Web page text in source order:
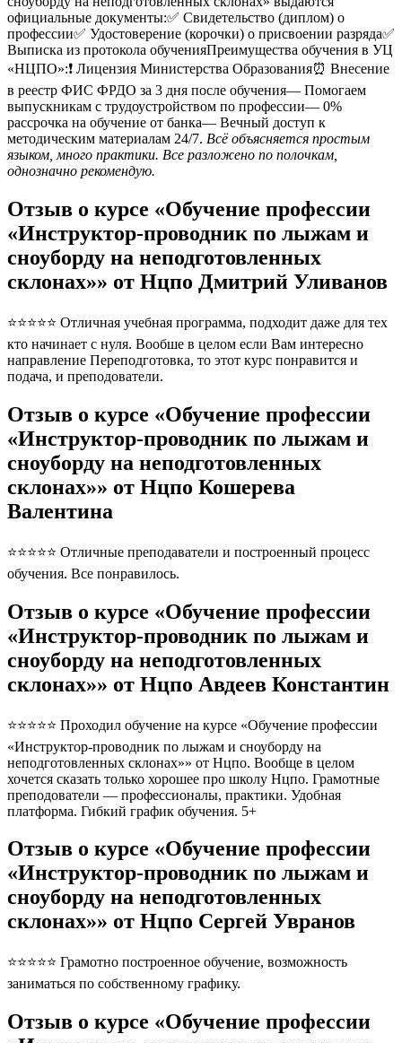
официальные документы:✅ Свидетельство (диплом) о
профессии✅ Удостоверение (корочки) о присвоении разряда✅
Выписка из протокола обученияПреимущества обучения в УЦ
«НЦПО»:❗️ Лицензия Министерства Образования⏰ Внесение
в реестр ФИС ФРДО за 3 дня после обучения— Помогаем
выпускникам с трудоустройством по профессии— 0%
рассрочка на обучение от банка— Вечный доступ к
методическим материалам 24/7. Всё объясняется простым
языком, много практики. Все разложено по полочкам,
однозначно рекомендую.
Отзыв о курсе «Обучение профессии
«Инструктор-проводник по лыжам и
сноуборду на неподготовленных
склонах»» от Нцпо Дмитрий Уливанов
⭐⭐⭐⭐⭐ Отличная учебная программа, подходит даже для тех
кто начинает с нуля. Вообше в целом если Вам интересно
направление Переподготовка, то этот курс понравится и
подача, и преподователи.
Отзыв о курсе «Обучение профессии
«Инструктор-проводник по лыжам и
сноуборду на неподготовленных
склонах»» от Нцпо Кошерева
Валентина
⭐⭐⭐⭐⭐ Отличные преподаватели и построенный процесс
обучения. Все понравилось.
Отзыв о курсе «Обучение профессии
«Инструктор-проводник по лыжам и
сноуборду на неподготовленных
склонах»» от Нцпо Авдеев Константин
⭐⭐⭐⭐⭐ Проходил обучение на курсе «Обучение профессии
«Инструктор-проводник по лыжам и сноуборду на
неподготовленных склонах»» от Нцпо. Вообще в целом
хочется сказать только хорошее про школу Нцпо. Грамотные
преподователи — профессионалы, практики. Удобная
платформа. Гибкий график обучения. 5+
Отзыв о курсе «Обучение профессии
«Инструктор-проводник по лыжам и
сноуборду на неподготовленных
склонах»» от Нцпо Сергей Увранов
⭐⭐⭐⭐⭐ Грамотно построенное обучение, возможность
заниматься по собственному графику.
Отзыв о курсе «Обучение профессии